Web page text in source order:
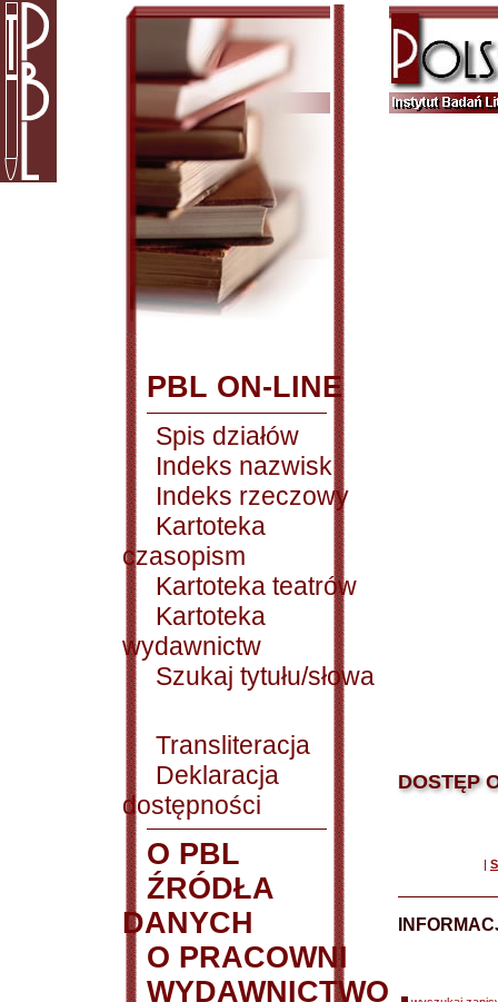
PBL ON-LINE
Spis działów
Indeks nazwisk
Indeks rzeczowy
Kartoteka
czasopism
Kartoteka teatrów
Kartoteka
wydawnictw
Szukaj tytułu/słowa
Transliteracja
Deklaracja
dostępności
O PBL
ŹRÓDŁA
DANYCH
O PRACOWNI
WYDAWNICTWO
DOSTĘP
|